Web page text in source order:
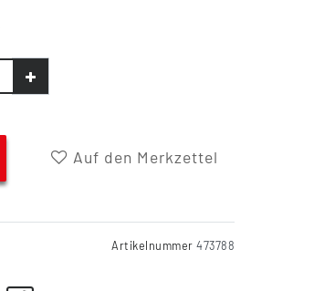
Auf den Merkzettel
Artikelnummer 473788